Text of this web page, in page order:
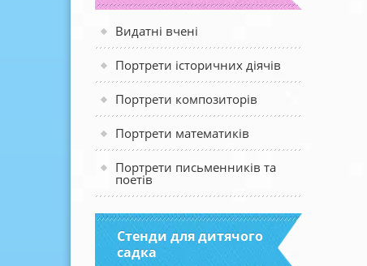
Видатні вчені
Портрети історичних діячів
Портрети композиторів
Портрети математиків
Портрети письменників та
поетів
Стенди для дитячого
садка